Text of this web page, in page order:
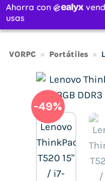
VORPC » Portátiles »
-49%